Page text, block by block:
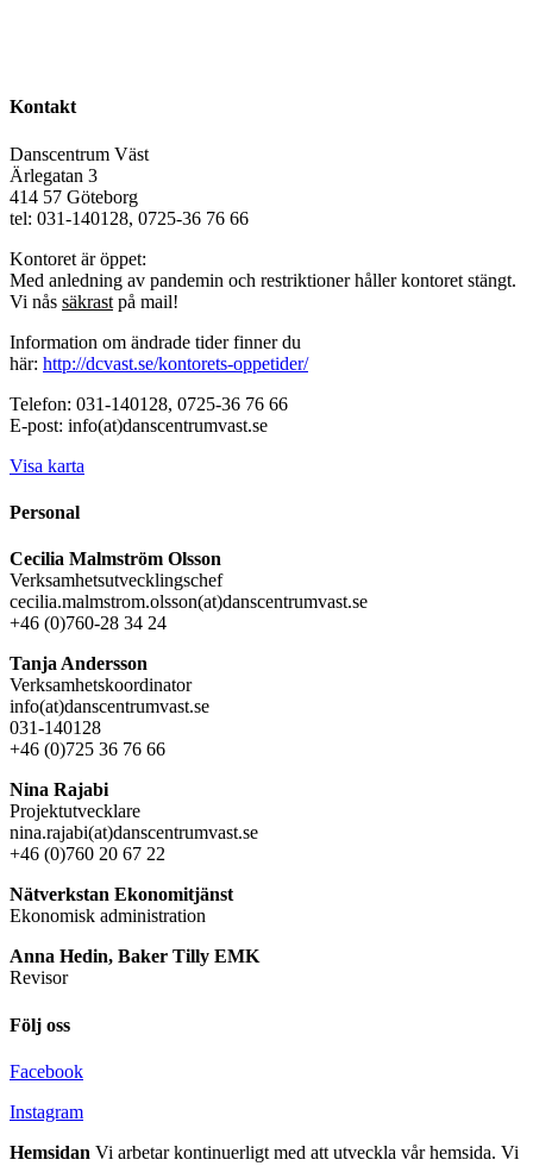
Kontakt
Danscentrum Väst
Ärlegatan 3
414 57 Göteborg
tel: 031-140128, 0725-36 76 66
Kontoret är öppet:
Med anledning av pandemin och restriktioner håller kontoret stängt.
Vi nås säkrast på mail!
Information om ändrade tider finner du
här: http://dcvast.se/kontorets-oppetider/
Telefon: 031-140128, 0725-36 76 66
E-post: info(at)danscentrumvast.se
Visa karta
Personal
Cecilia Malmström Olsson
Verksamhetsutvecklingschef
cecilia.malmstrom.olsson(at)danscentrumvast.se
+46 (0)760-28 34 24
Tanja Andersson
Verksamhetskoordinator
info(at)danscentrumvast.se
031-140128
+46 (0)725 36 76 66
Nina Rajabi
Projektutvecklare
nina.rajabi(at)danscentrumvast.se
+46 (0)760 20 67 22
Nätverkstan Ekonomitjänst
Ekonomisk administration
Anna Hedin, Baker Tilly EMK
Revisor
Följ oss
Facebook
Instagram
Hemsidan Vi arbetar kontinuerligt med att utveckla vår hemsida. Vi